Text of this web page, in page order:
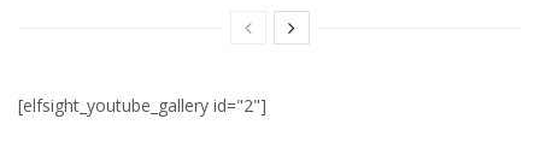
[elfsight_youtube_gallery id="2"]